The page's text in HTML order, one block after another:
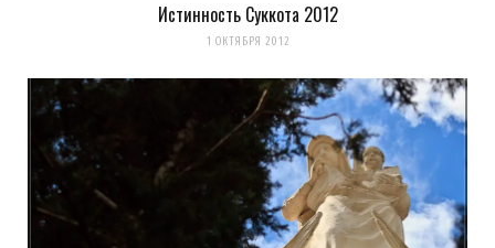
Истинность Суккота 2012
1 ОКТЯБРЯ 2012